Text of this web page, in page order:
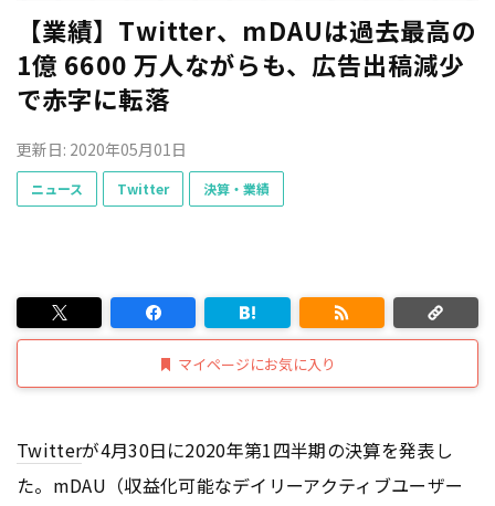
【業績】Twitter、mDAUは過去最高の
1億 6600 万人ながらも、広告出稿減少
で赤字に転落
更新日: 2020年05月01日
ニュース Twitter 決算・業績
マイページにお気に入り
Twitterが4月30日に2020年第1四半期の決算を発表し
た。mDAU（収益化可能なデイリーアクティブユーザー